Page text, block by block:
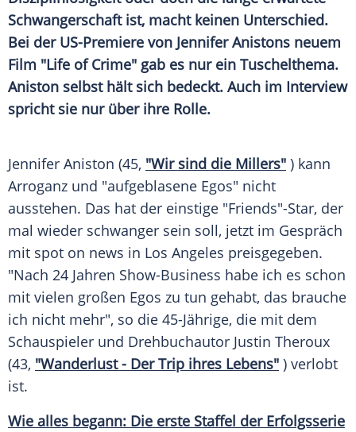
Schwangerschaft ist, macht keinen Unterschied.
Bei der US-Premiere von Jennifer Anistons neuem
Film "Life of Crime" gab es nur ein Tuschelthema.
Aniston selbst hält sich bedeckt. Auch im Interview
spricht sie nur über ihre Rolle.
Jennifer Aniston (45, "Wir sind die Millers" ) kann
Arroganz und "aufgeblasene Egos" nicht
ausstehen. Das hat der einstige "Friends"-Star, der
mal wieder schwanger sein soll, jetzt im Gespräch
mit spot on news in Los Angeles preisgegeben.
"Nach 24 Jahren Show-Business habe ich es schon
mit vielen großen Egos zu tun gehabt, das brauche
ich nicht mehr", so die 45-Jährige, die mit dem
Schauspieler und Drehbuchautor Justin Theroux
(43, "Wanderlust - Der Trip ihres Lebens" ) verlobt
ist.
Wie alles begann: Die erste Staffel der Erfolgsserie